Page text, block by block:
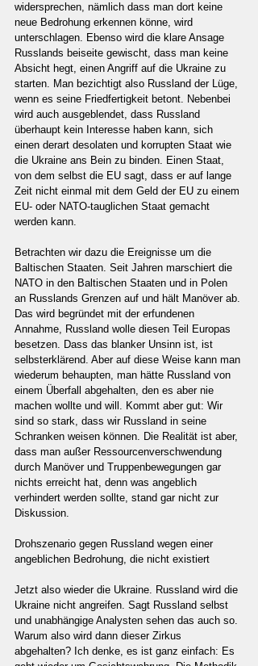
widersprechen, nämlich dass man dort keine
neue Bedrohung erkennen könne, wird
unterschlagen. Ebenso wird die klare Ansage
Russlands beiseite gewischt, dass man keine
Absicht hegt, einen Angriff auf die Ukraine zu
starten. Man bezichtigt also Russland der Lüge,
wenn es seine Friedfertigkeit betont. Nebenbei
wird auch ausgeblendet, dass Russland
überhaupt kein Interesse haben kann, sich
einen derart desolaten und korrupten Staat wie
die Ukraine ans Bein zu binden. Einen Staat,
von dem selbst die EU sagt, dass er auf lange
Zeit nicht einmal mit dem Geld der EU zu einem
EU- oder NATO-tauglichen Staat gemacht
werden kann.
Betrachten wir dazu die Ereignisse um die
Baltischen Staaten. Seit Jahren marschiert die
NATO in den Baltischen Staaten und in Polen
an Russlands Grenzen auf und hält Manöver ab.
Das wird begründet mit der erfundenen
Annahme, Russland wolle diesen Teil Europas
besetzen. Dass das blanker Unsinn ist, ist
selbsterklärend. Aber auf diese Weise kann man
wiederum behaupten, man hätte Russland von
einem Überfall abgehalten, den es aber nie
machen wollte und will. Kommt aber gut: Wir
sind so stark, dass wir Russland in seine
Schranken weisen können. Die Realität ist aber,
dass man außer Ressourcenverschwendung
durch Manöver und Truppenbewegungen gar
nichts erreicht hat, denn was angeblich
verhindert werden sollte, stand gar nicht zur
Diskussion.
Drohszenario gegen Russland wegen einer
angeblichen Bedrohung, die nicht existiert
Jetzt also wieder die Ukraine. Russland wird die
Ukraine nicht angreifen. Sagt Russland selbst
und unabhängige Analysten sehen das auch so.
Warum also wird dann dieser Zirkus
abgehalten? Ich denke, es ist ganz einfach: Es